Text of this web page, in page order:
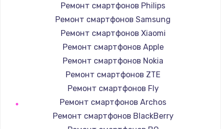
Замена тачпада
1330 руб.
Заказать
Замена контроллера питания
1490 руб.
Заказать
Замена южного моста
Ремонт смартфонов Philips
Ремонт смартфонов Samsung
Ремонт смартфонов Xiaomi
Ремонт смартфонов Apple
Ремонт смартфонов Nokia
Ремонт смартфонов ZTE
Ремонт смартфонов Fly
Ремонт смартфонов Archos
Ремонт смартфонов BlackBerry